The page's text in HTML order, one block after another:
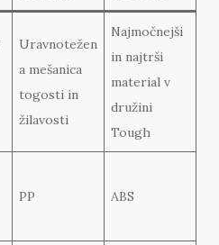
Uravnotežen
a mešanica
togosti in
žilavosti
Najmočnejši
in najtrši
material v
družini
Tough
PP ABS